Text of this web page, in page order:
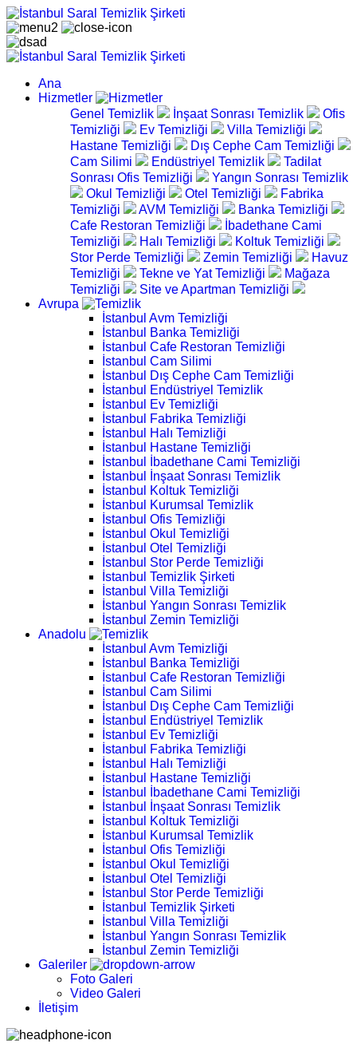
Ana
Hizmetler
Genel Temizlik
İnşaat Sonrası Temizlik
Ofis
Temizliği
Ev Temizliği
Villa Temizliği
Hastane Temizliği
Dış Cephe Cam Temizliği
Cam Silimi
Endüstriyel Temizlik
Tadilat
Sonrası Ofis Temizliği
Yangın Sonrası Temizlik
Okul Temizliği
Otel Temizliği
Fabrika
Temizliği
AVM Temizliği
Banka Temizliği
Cafe Restoran Temizliği
İbadethane Cami
Temizliği
Halı Temizliği
Koltuk Temizliği
Stor Perde Temizliği
Zemin Temizliği
Havuz
Temizliği
Tekne ve Yat Temizliği
Mağaza
Temizliği
Site ve Apartman Temizliği
Avrupa
İstanbul Avm Temizliği
İstanbul Banka Temizliği
İstanbul Cafe Restoran Temizliği
İstanbul Cam Silimi
İstanbul Dış Cephe Cam Temizliği
İstanbul Endüstriyel Temizlik
İstanbul Ev Temizliği
İstanbul Fabrika Temizliği
İstanbul Halı Temizliği
İstanbul Hastane Temizliği
İstanbul İbadethane Cami Temizliği
İstanbul İnşaat Sonrası Temizlik
İstanbul Koltuk Temizliği
İstanbul Kurumsal Temizlik
İstanbul Ofis Temizliği
İstanbul Okul Temizliği
İstanbul Otel Temizliği
İstanbul Stor Perde Temizliği
İstanbul Temizlik Şirketi
İstanbul Villa Temizliği
İstanbul Yangın Sonrası Temizlik
İstanbul Zemin Temizliği
Anadolu
İstanbul Avm Temizliği
İstanbul Banka Temizliği
İstanbul Cafe Restoran Temizliği
İstanbul Cam Silimi
İstanbul Dış Cephe Cam Temizliği
İstanbul Endüstriyel Temizlik
İstanbul Ev Temizliği
İstanbul Fabrika Temizliği
İstanbul Halı Temizliği
İstanbul Hastane Temizliği
İstanbul İbadethane Cami Temizliği
İstanbul İnşaat Sonrası Temizlik
İstanbul Koltuk Temizliği
İstanbul Kurumsal Temizlik
İstanbul Ofis Temizliği
İstanbul Okul Temizliği
İstanbul Otel Temizliği
İstanbul Stor Perde Temizliği
İstanbul Temizlik Şirketi
İstanbul Villa Temizliği
İstanbul Yangın Sonrası Temizlik
İstanbul Zemin Temizliği
Galeriler
Foto Galeri
Video Galeri
İletişim